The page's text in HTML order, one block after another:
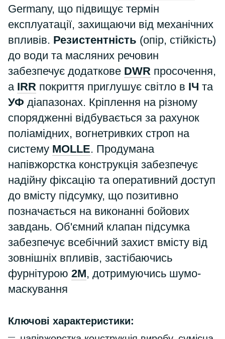
Germany, що підвищує термін
експлуатації, захищаючи від механічних
впливів. Резистентність (опір, стійкість)
до води та масляних речовин
забезпечує додаткове DWR просочення,
а IRR покриття приглушує світло в ІЧ та
УФ діапазонах. Кріплення на різному
спорядженні відбувається за рахунок
поліамідних, вогнетривких строп на
систему MOLLE. Продумана
напівжорстка конструкція забезпечує
надійну фіксацію та оперативний доступ
до вмісту підсумку, що позитивно
позначається на виконанні бойових
завдань. Об'ємний клапан підсумка
забезпечує всебічний захист вмісту від
зовнішніх впливів, застібаючись
фурнітурою 2М, дотримуючись шумо-
маскування
Ключові характеристики: